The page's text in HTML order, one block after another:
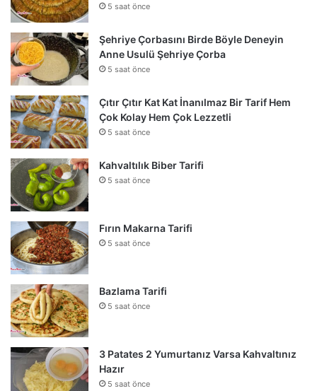
5 saat önce
Şehriye Çorbasını Birde Böyle Deneyin
Anne Usulü Şehriye Çorba
5 saat önce
Çıtır Çıtır Kat Kat İnanılmaz Bir Tarif Hem
Çok Kolay Hem Çok Lezzetli
5 saat önce
Kahvaltılık Biber Tarifi
5 saat önce
Fırın Makarna Tarifi
5 saat önce
Bazlama Tarifi
5 saat önce
3 Patates 2 Yumurtanız Varsa Kahvaltınız
Hazır
5 saat önce